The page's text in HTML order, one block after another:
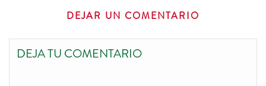
DEJAR UN COMENTARIO